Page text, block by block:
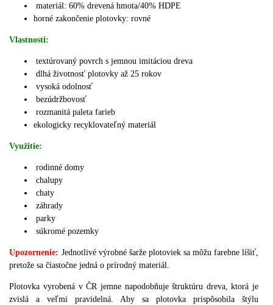
materiál:60% drevená hmota/40% HDPE
horné zakončenie plotovky: rovné
Vlastnosti:
textúrovaný povrch s jemnou imitáciou dreva
dlhá životnosť plotovky až 25 rokov
vysoká odolnosť
bezúdržbovosť
rozmanitá paleta farieb
ekologicky recyklovateľný materiál
Využitie:
rodinné domy
chalupy
chaty
záhrady
parky
súkromé pozemky
Upozornenie: Jednotlivé výrobné šarže plotoviek sa môžu farebne líšiť,
pretože sa čiastočne jedná o prírodný materiál.
Plotovka vyrobená v ČR jemne napodobňuje štruktúru dreva, ktorá je
zvislá a veľmi pravidelná.
Aby sa plotovka prispôsobila štýlu